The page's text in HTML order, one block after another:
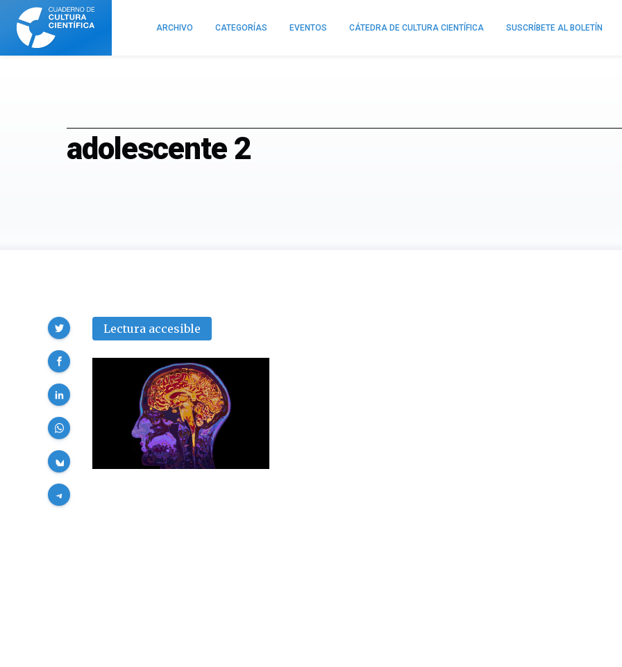
Cuaderno
Cultura
Científica
ARCHIVO CATEGORÍAS EVENTOS CÁTEDRA DE CULTURA CIENTÍFICA SUSCRÍBETE AL BOLETÍN
adolescente 2
Lectura accesible
Compartir